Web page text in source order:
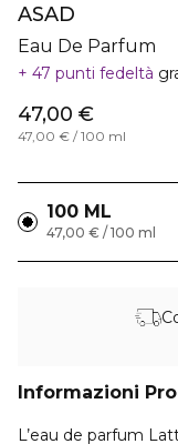
ASAD
Eau De Parfum
47 punti fedeltà
47,00 €
47,00 € / 100 ml
100 ML
47,00 € / 100 ml
Informazioni
L’eau de parfum